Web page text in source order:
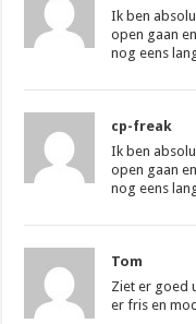
Ik ben
open gaan
nog eens
cp-freak
Ik ben
open gaan
nog eens
Tom
Ziet er goed
er fris en